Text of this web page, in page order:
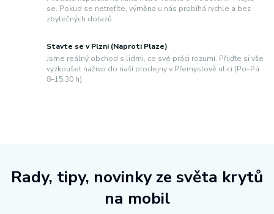
se. Pokud se netrefíte, výměna u nás probíhá rychle a bez
zbytečných dotazů.
Stavte se v Plzni (Naproti Plaze)
Jsme reálný obchod s lidmi, co své práci rozumí. Přijďte si vše
vyzkoušet naživo do naší prodejny v Přemyslově ulici (Po–Pá
8–15:30 h).
Rady, tipy, novinky ze světa krytů
na mobil